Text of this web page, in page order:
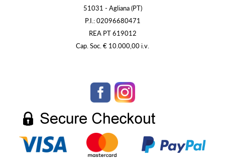
51031 - Agliana (PT)
P.I.: 02096680471
REA PT 619012
Cap. Soc. € 10.000,00 i.v.